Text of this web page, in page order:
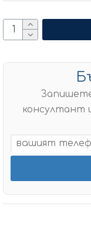
консултант